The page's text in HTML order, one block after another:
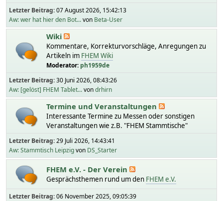
Letzter Beitrag:07 August 2026, 15:42:13
Aw: wer hat hier den Bot...von Beta-User
Wiki
Kommentare, Korrekturvorschläge, Anregungen zu
Artikeln im FHEM Wiki
Moderator: ph1959de
Letzter Beitrag:30 Juni 2026, 08:43:26
Aw: [gelöst] FHEM Tablet...vondrhirn
Termine und Veranstaltungen
Interessante Termine zu Messen oder sonstigen
Veranstaltungen wie z.B. "FHEM Stammtische"
Letzter Beitrag:29 Juli 2026, 14:43:41
Aw: Stammtisch Leipzigvon DS_Starter
FHEM e.V. - Der Verein
Gesprächsthemen rund um den FHEM e.V.
Letzter Beitrag:06 November 2025, 09:05:39